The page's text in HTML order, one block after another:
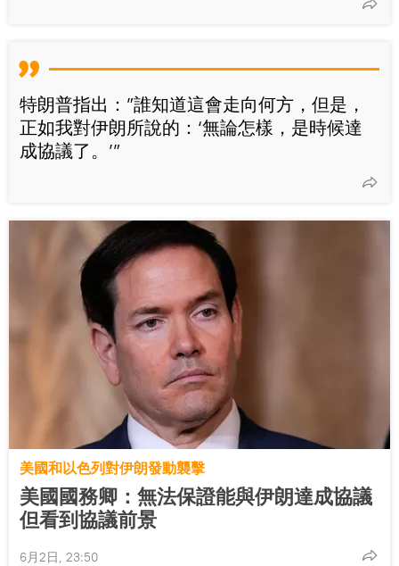
特朗普指出：”誰知道這會走向何方，但是，
正如我對伊朗所說的：‘無論怎樣，是時候達
成協議了。’”
美國和以色列對伊朗發動襲擊
美國國務卿：無法保證能與伊朗達成協議
但看到協議前景
6月2日, 23:50